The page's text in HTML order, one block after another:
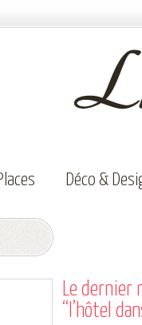
Déco &
Le dernier
“l’hôtel